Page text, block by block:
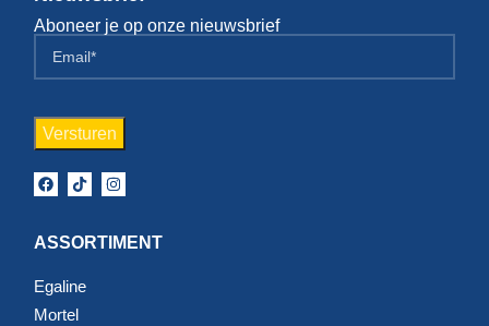
Aboneer je op onze nieuwsbrief
ASSORTIMENT
Egaline
Mortel